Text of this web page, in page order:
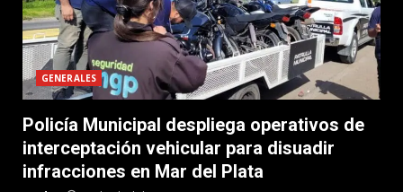
GENERALES
Policía Municipal despliega operativos de
interceptación vehicular para disuadir
infracciones en Mar del Plata